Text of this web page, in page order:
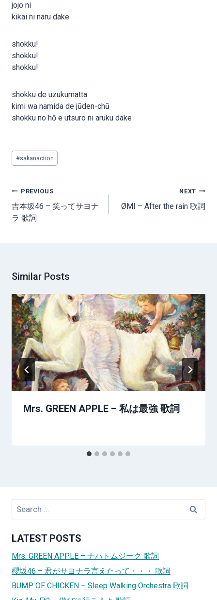
jojo ni
kikai ni naru dake
shokku!
shokku!
shokku!
shokku de uzukumatta
kimi wa namida de jūden-chū
shokku no hō e utsuro ni aruku dake
Post
Tags:
#sakanaction
Post
navigation
PREVIOUS
吉本坂46 – 笑ってサヨナ
ラ 歌詞
NEXT
ØMI – After the rain 歌詞
Similar Posts
Mrs. GREEN APPLE – 私は最強 歌詞
Search
LATEST POSTS
Mrs. GREEN APPLE – ナハトムジーク 歌詞
櫻坂46 – 君がサヨナラ言えたって・・・ 歌詞
BUMP OF CHICKEN – Sleep Walking Orchestra 歌詞